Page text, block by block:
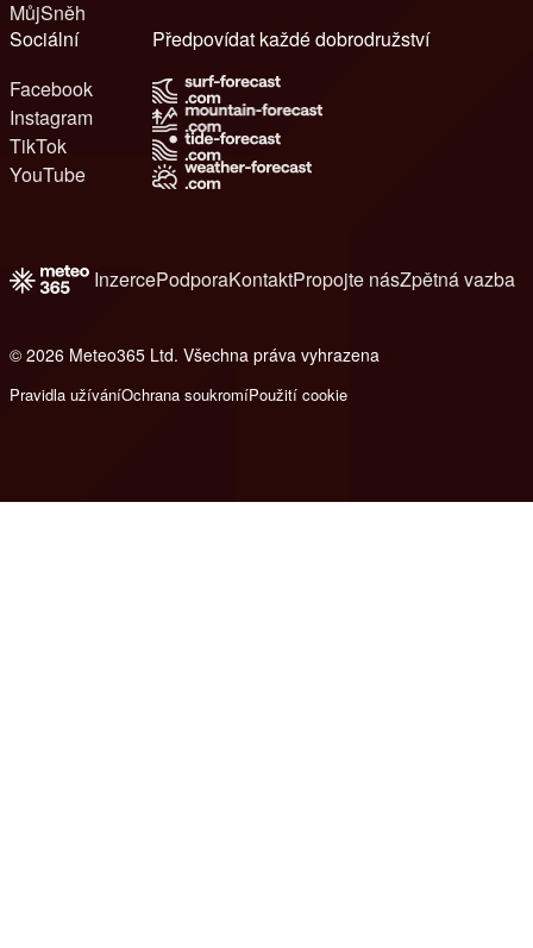
MůjSněh
Sociální
Facebook
Instagram
TikTok
YouTube
Předpovídat každé dobrodružství
InzercePodporaKontaktPropojte násZpětná vazba
© 2026 Meteo365 Ltd. Všechna práva vyhrazena
Pravidla užíváníOchrana soukromíPoužití cookie